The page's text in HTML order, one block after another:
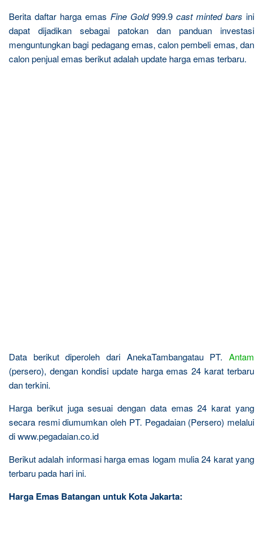
Berita daftar harga emas Fine Gold999.9cast minted barsini
dapat dijadikan sebagai patokan dan panduan investasi
menguntungkan bagi pedagang emas, calon pembeli emas, dan
calon penjual emas berikut adalah update harga emas terbaru.
Data berikut diperoleh dari AnekaTambangatau PT. Antam
(persero), dengan kondisi update harga emas 24 karat terbaru
dan terkini.
Harga berikut juga sesuai dengan data emas 24 karat yang
secara resmi diumumkan oleh PT. Pegadaian (Persero) melalui
di www.pegadaian.co.id
Berikut adalah informasi harga emas logam mulia 24 karat yang
terbaru pada hari ini.
Harga Emas Batangan untuk Kota Jakarta: